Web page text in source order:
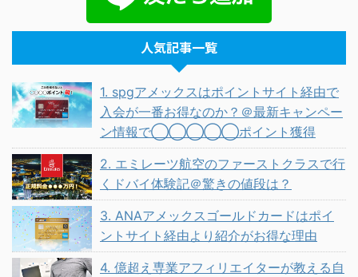
人気記事一覧
1. spgアメックスはポイントサイト経由で
入会が一番お得なのか？＠最新キャンペー
ン情報で◯◯◯◯◯ポイント獲得
2. エミレーツ航空のファーストクラスで行
くドバイ体験記＠驚きの値段は？
3. ANAアメックスゴールドカードはポイ
ントサイト経由より紹介がお得な理由
4. 億超え専業アフィリエイターが教える自